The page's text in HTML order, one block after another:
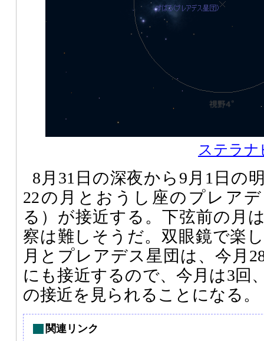
ステラナ
8月31日の深夜から9月1日の
22の月とおうし座のプレア
る）が接近する。下弦前の月
察は難しそうだ。双眼鏡で楽
月とプレアデス星団は、今月
にも接近するので、今月は3回
の接近を見られることになる。
関連リンク